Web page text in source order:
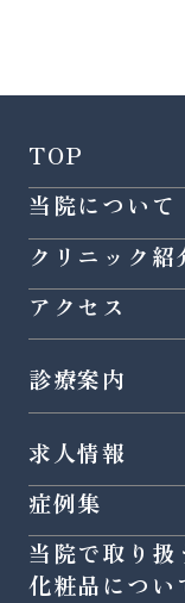
TOP
当院について
クリニック紹
アクセス
診療案内
- 認定医によ
- 虫歯治療
- 予防歯科
- ホワイトニン
求人情報
症例集
当院で取り扱
化粧品につい